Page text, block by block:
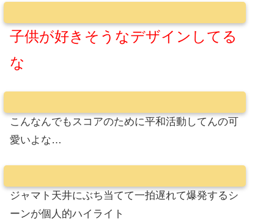
子供が好きそうなデザインしてる
な
こんなんでもスコアのために平和活動してんの可
愛いよな…
ジャマト天井にぶち当てて一拍遅れて爆発するシ
ーンが個人的ハイライト